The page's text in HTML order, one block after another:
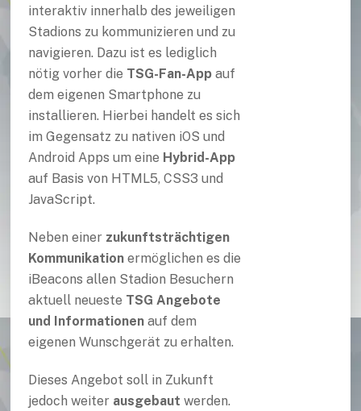
interaktiv innerhalb des jeweiligen
Stadions zu kommunizieren und zu
navigieren. Dazu ist es lediglich
nötig vorher die TSG-Fan-Appauf
dem eigenen Smartphone zu
installieren. Hierbei handelt es sich
im Gegensatz zu nativen iOS und
Android Apps um eine Hybrid-App
auf Basis von HTML5, CSS3 und
JavaScript.
Neben einer zukunftsträchtigen
Kommunikationermöglichen es die
iBeacons allen Stadion Besuchern
aktuell neueste TSG Angebote
und Informationenauf dem
eigenen Wunschgerät zu erhalten.
Dieses Angebot soll in Zukunft
jedoch weiter ausgebaut werden.